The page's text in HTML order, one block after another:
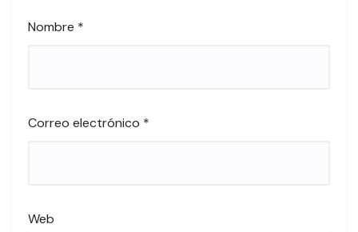
Nombre *
Correo electrónico *
Web